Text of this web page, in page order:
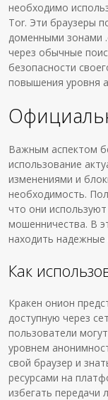
необходимо
Tor. Эти браузеры
доменными зонами
через обычные
безопасности
повышения уровня
Важным аспектом
использование
изменениями и
необходимость.
что они
мошенничества. В
находить надежные
Как
Кракен онион
доступную через
пользователи
уровнем
свой браузер и
ресурсами на
избегать передачи